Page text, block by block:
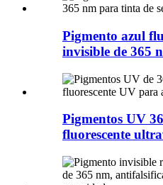
Pigmento azul
invisible de 365
Pigmentos UV
fluorescente